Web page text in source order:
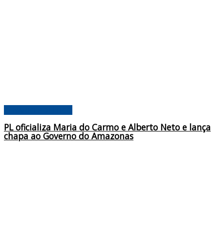
PL oficializa Maria do Carmo e Alberto Neto e lança
chapa ao Governo do Amazonas